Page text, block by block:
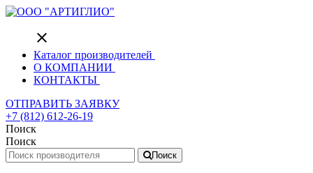
close
Каталог производителей
О КОМПАНИИ
КОНТАКТЫ
ОТПРАВИТЬ ЗАЯВКУ
+7 (812) 612-26-19
Поиск
Поиск
Поиск